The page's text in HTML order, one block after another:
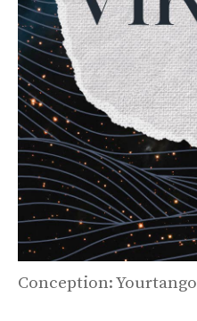
Conception: Yourtango